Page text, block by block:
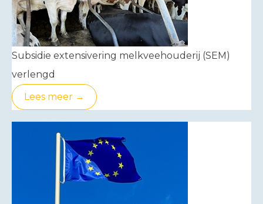
Subsidie extensivering melkveehouderij (SEM)
verlengd
Lees meer →